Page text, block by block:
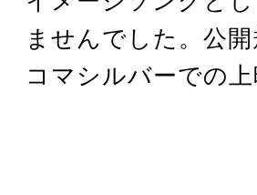
ませんでした。公
コマシルバーでの上